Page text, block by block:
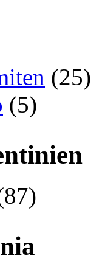
(25)
(5)